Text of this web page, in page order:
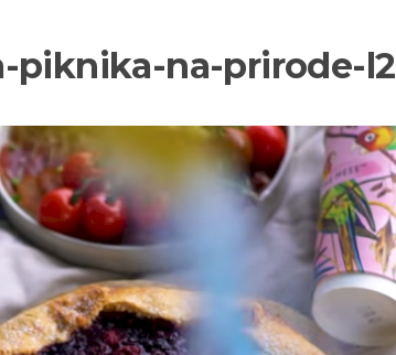
piknika-na-prirode-l2